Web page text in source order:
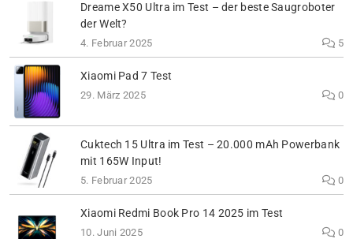
Dreame X50 Ultra im Test – der beste Saugroboter
der Welt?
4. Februar 2025 5
Xiaomi Pad 7 Test
29. März 2025 0
Cuktech 15 Ultra im Test – 20.000 mAh Powerbank
mit 165W Input!
5. Februar 2025 0
Xiaomi Redmi Book Pro 14 2025 im Test
10. Juni 2025 0